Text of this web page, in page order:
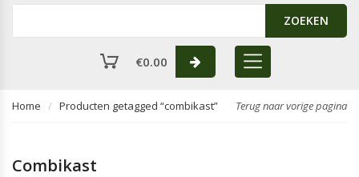
ZOEKEN
€0.00
Home Producten getagged “combikast” Terug naar vorige pagina
Combikast